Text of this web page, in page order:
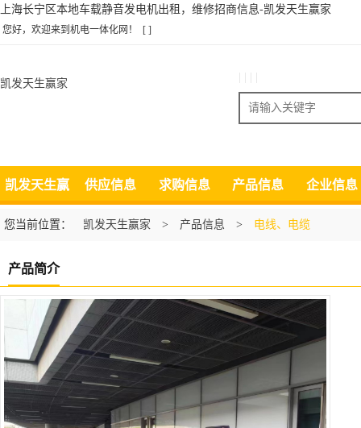
上海长宁区本地车载静音发电机出租，维修招商信息-凯发天生赢家
您好，欢迎来到机电一体化网！ [ ]
凯发天生赢家
搜索
凯发天生赢
家
供应信息 求购信息 产品信息 企业信息
您当前位置： 凯发天生赢家 > 产品信息 > 电线、电缆
产品简介